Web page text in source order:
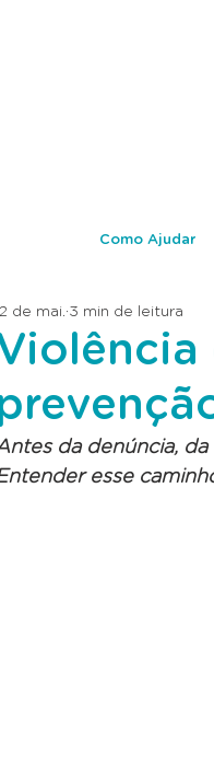
Como Ajudar
de mai. 3 min de leitura
da denúncia, da
esse